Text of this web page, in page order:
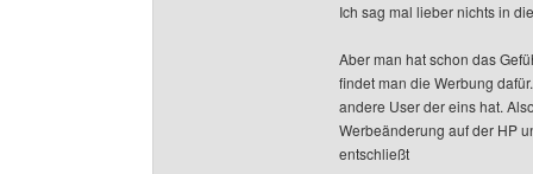
Ich sag mal lieber nichts in
Aber man hat schon das
findet man die Werbung
andere User der eins hat.
Werbeänderung auf der HP
entschließt